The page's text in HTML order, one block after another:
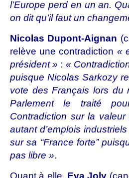
l’Europe perd en un an.
on dit qu’il faut un
Nicolas Dupont-Aignan
relève une contradiction «
président » : «
puisque Nicolas Sarkozy
vote des Français lors du
Parlement le traité
Contradiction sur la
autant d’emplois
sur sa “France forte”
pas libre ».
Quant à elle, Eva Joly